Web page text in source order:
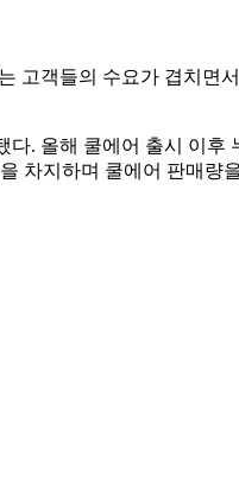
고객들의 수요가 겹치면
. 올해 쿨에어 출시 이후
차지하며 쿨에어 판매량